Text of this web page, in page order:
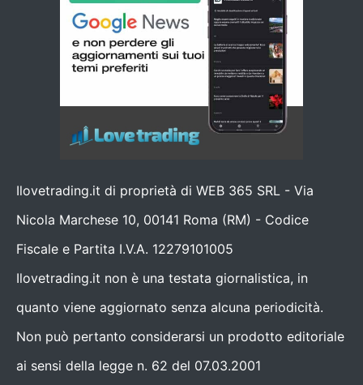
Ilovetrading.it di proprietà di WEB 365 SRL - Via
Nicola Marchese 10, 00141 Roma (RM) - Codice
Fiscale e Partita I.V.A. 12279101005
Ilovetrading.it non è una testata giornalistica, in
quanto viene aggiornato senza alcuna periodicità.
Non può pertanto considerarsi un prodotto editoriale
ai sensi della legge n. 62 del 07.03.2001